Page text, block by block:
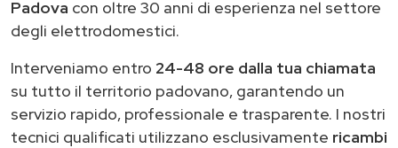
Padova con oltre 30 anni di esperienza nel settore
degli elettrodomestici.
Interveniamo entro 24-48 ore dalla tua chiamata
su tutto il territorio padovano, garantendo un
servizio rapido, professionale e trasparente. I nostri
tecnici qualificati utilizzano esclusivamente ricambi